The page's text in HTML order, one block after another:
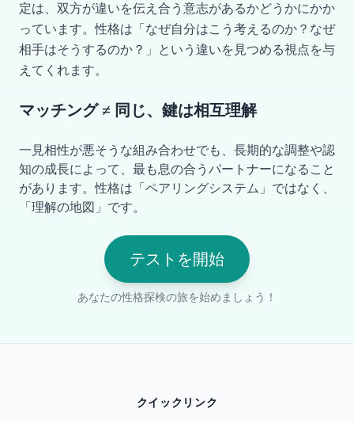
定は、双方が違いを伝え合う意志があるかどうかにかか
っています。性格は「なぜ自分はこう考えるのか？なぜ
相手はそうするのか？」という違いを見つめる視点を与
えてくれます。
マッチング ≠ 同じ、鍵は相互理解
一見相性が悪そうな組み合わせでも、長期的な調整や認
知の成長によって、最も息の合うパートナーになること
があります。性格は「ペアリングシステム」ではなく、
「理解の地図」です。
テストを開始
あなたの性格探検の旅を始めましょう！
クイックリンク